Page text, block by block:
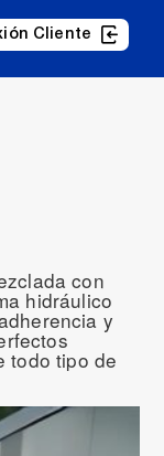
Cliente
con
hidráulico
y
todo tipo de